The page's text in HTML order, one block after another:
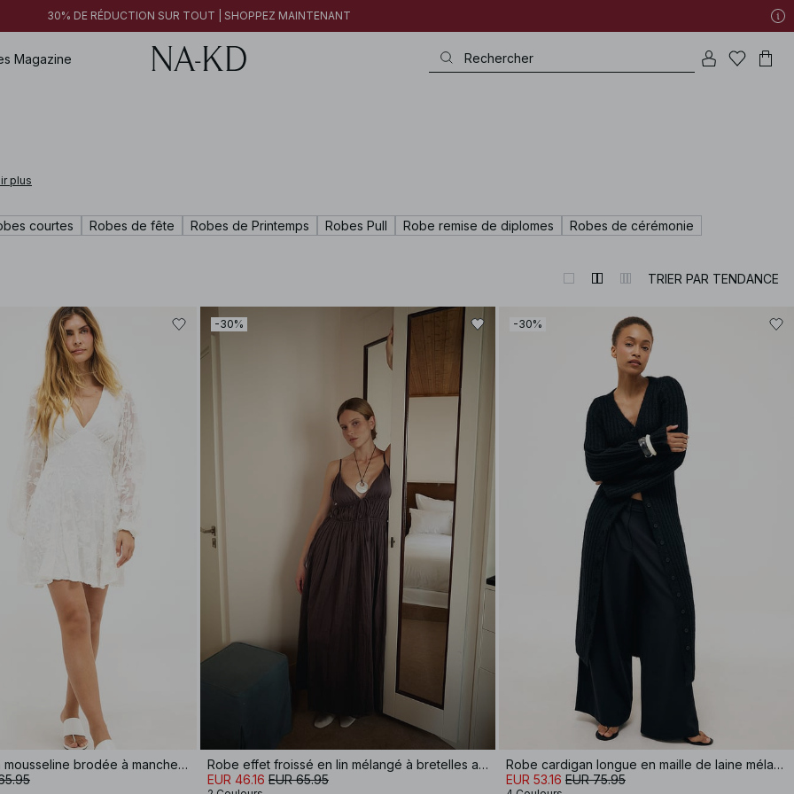
30% DE RÉDUCTION SUR TOUT | SHOPPEZ MAINTENANT
Magazine
plus
courtes Robes de fête Robes de Printemps Robes Pull Robe remise de diplomes Robes de cérémonie
TRIER PAR TENDANCE
Robe courte en mousseline brodée à manches longues
-30%
Robe effet froissé en lin mélangé à bretelles amples
EUR 46.16 EUR 65.95
-30%
Robe cardigan longue en maille de laine mélangée
EUR 53.16 EUR 75.95